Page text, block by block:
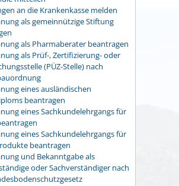
an die Krankenkasse melden
als gemeinnützige Stiftung
als Pharmaberater beantragen
als Prüf-, Zertifizierung- oder
(PÜZ-Stelle) nach
eines ausländischen
beantragen
eines Sachkundelehrgangs für
eines Sachkundelehrgangs für
beantragen
und Bekanntgabe als
oder Sachverständiger nach